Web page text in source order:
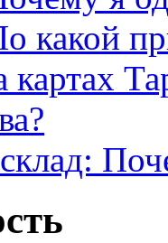
какой
картах